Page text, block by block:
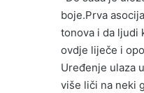
boje.Prva
tonova i da ljudi
ovdje liječe i
Uređenje ulaza
više liči na neki